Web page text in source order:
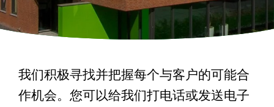
我们积极寻找并把握每个与客户的可能合
作机会。您可以给我们打电话或发送电子